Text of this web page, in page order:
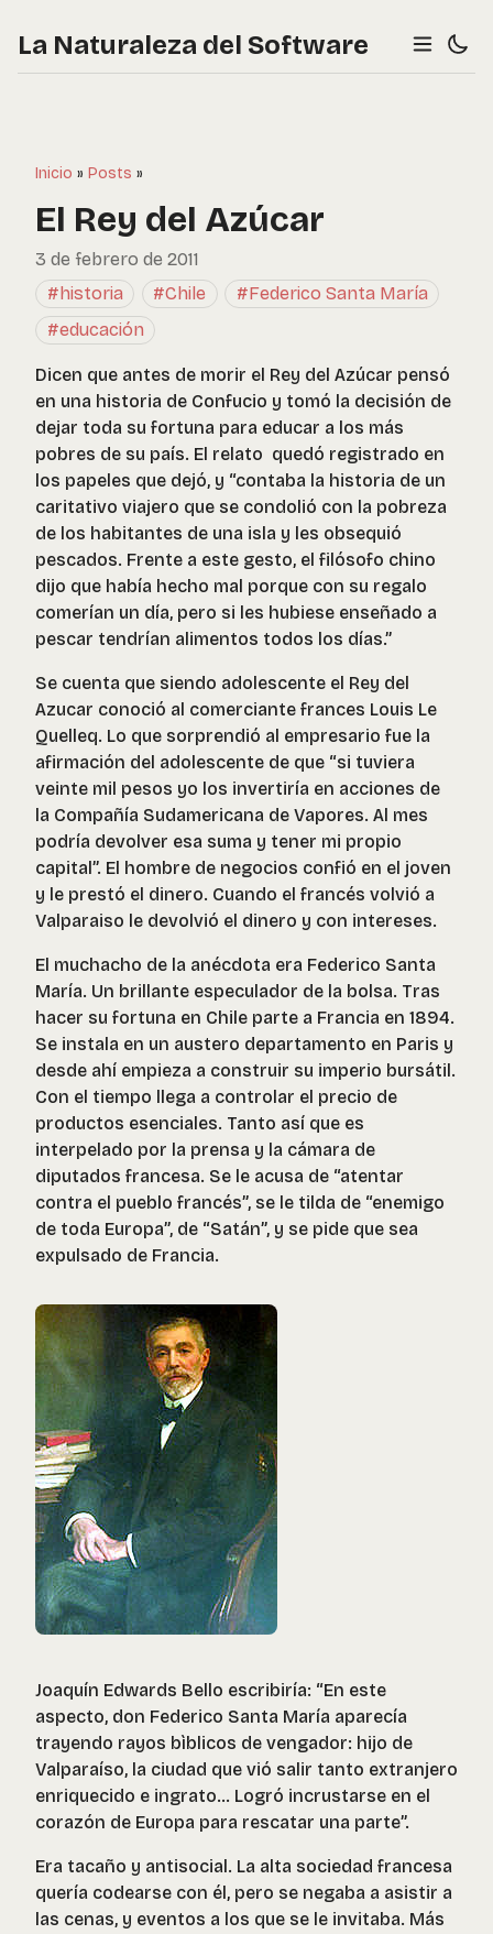
La Naturaleza del Software
Inicio » Posts »
El Rey del Azúcar
3 de febrero de 2011
#historia
#Chile
#Federico Santa María
#educación
Dicen que antes de morir el Rey del Azúcar pensó
en una historia de Confucio y tomó la decisión de
dejar toda su fortuna para educar a los más
pobres de su país. El relato quedó registrado en
los papeles que dejó, y “contaba la historia de un
caritativo viajero que se condolió con la pobreza
de los habitantes de una isla y les obsequió
pescados. Frente a este gesto, el filósofo chino
dijo que había hecho mal porque con su regalo
comerían un día, pero si les hubiese enseñado a
pescar tendrían alimentos todos los días.”
Se cuenta que siendo adolescente el Rey del
Azucar conoció al comerciante frances Louis Le
Quelleq. Lo que sorprendió al empresario fue la
afirmación del adolescente de que “si tuviera
veinte mil pesos yo los invertiría en acciones de
la Compañía Sudamericana de Vapores. Al mes
podría devolver esa suma y tener mi propio
capital”. El hombre de negocios confió en el joven
y le prestó el dinero. Cuando el francés volvió a
Valparaiso le devolvió el dinero y con intereses.
El muchacho de la anécdota era Federico Santa
María. Un brillante especulador de la bolsa. Tras
hacer su fortuna en Chile parte a Francia en 1894.
Se instala en un austero departamento en Paris y
desde ahí empieza a construir su imperio bursátil.
Con el tiempo llega a controlar el precio de
productos esenciales. Tanto así que es
interpelado por la prensa y la cámara de
diputados francesa. Se le acusa de “atentar
contra el pueblo francés”, se le tilda de “enemigo
de toda Europa”, de “Satán”, y se pide que sea
expulsado de Francia.
Joaquín Edwards Bello escribiría: “En este
aspecto, don Federico Santa María aparecía
trayendo rayos bìblicos de vengador: hijo de
Valparaíso, la ciudad que vió salir tanto extranjero
enriquecido e ingrato... Logró incrustarse en el
corazón de Europa para rescatar una parte”.
Era tacaño y antisocial. La alta sociedad francesa
quería codearse con él, pero se negaba a asistir a
las cenas, y eventos a los que se le invitaba. Más